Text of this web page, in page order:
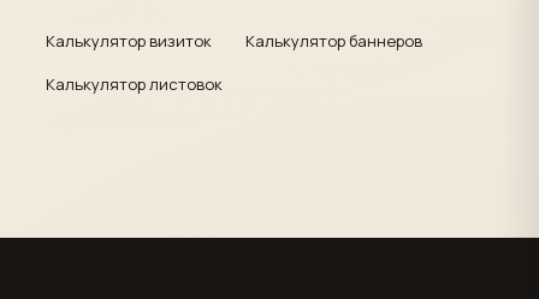
Калькулятор визиток
Калькулятор баннеров
Калькулятор листовок